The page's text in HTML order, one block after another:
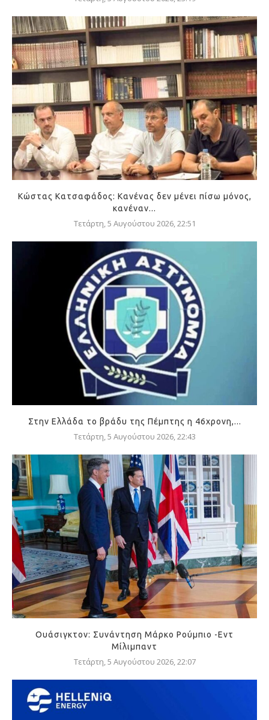
Κώστας Κατσαφάδος: Κανένας δεν μένει πίσω μόνος,
κανέναν...
Τετάρτη, 5 Αυγούστου 2026, 22:51
Στην Ελλάδα το βράδυ της Πέμπτης η 46χρονη,...
Τετάρτη, 5 Αυγούστου 2026, 22:43
Ουάσιγκτον: Συνάντηση Μάρκο Ρούμπιο -Εντ
Μίλιμπαντ
Τετάρτη, 5 Αυγούστου 2026, 22:07